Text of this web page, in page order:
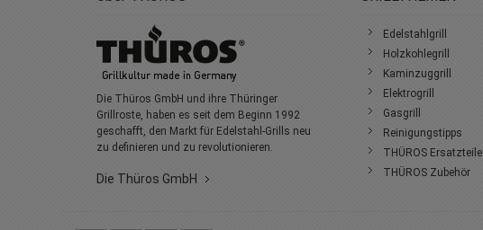
Die Thüros GmbH und ihre Thüringer
Grillroste, haben es seit dem Beginn 1992
geschafft, den Markt für Edelstahl-Grills neu
zu definieren und zu revolutionieren.
Die Thüros GmbH
Edelstahlgrill
Holzkohlegrill
Kaminzuggrill
Elektrogrill
Gasgrill
Reinigungstipps
THÜROS Ersatzteile
THÜROS Zubehör